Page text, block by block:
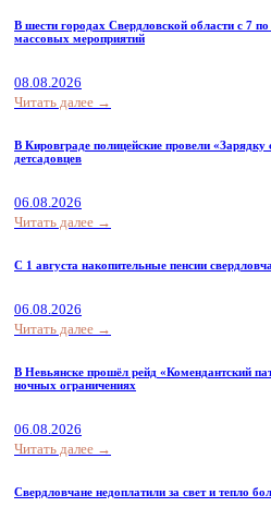
В шести городах Свердловской области с 7
массовых мероприятий
08.08.2026
Читать далее →
В Кировграде полицейские провели
детсадовцев
06.08.2026
Читать далее →
С 1 августа накопительные пенсии
06.08.2026
Читать далее →
В Невьянске прошёл рейд «Комендантский
ночных ограничениях
06.08.2026
Читать далее →
Свердловчане недоплатили за свет и тепло